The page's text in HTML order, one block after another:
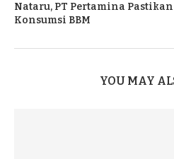
Nataru, PT Pertamina
Konsumsi BBM
YOU MAY